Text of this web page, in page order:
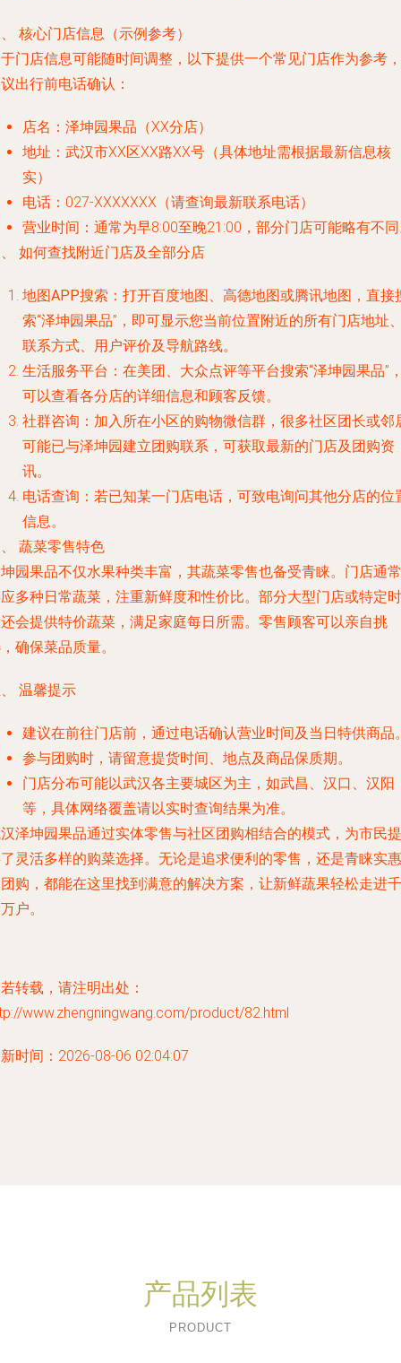
核心门店信息（示例参考）
门店信息可能随时间调整，以下提供一个常见门店作为参考，
出行前电话确认：
店名 ：泽坤园果品（XX分店）
地址 ：武汉市XX区XX路XX号（具体地址需根据最新信息核
实）
电话 ：027-XXXXXXX（请查询最新联系电话）
营业时间 ：通常为早8:00至晚21:00，部分门店可能略有不
如何查找附近门店及全部分店
地图APP搜索 ：打开百度地图、高德地图或腾讯地图，直接
索“泽坤园果品”，即可显示您当前位置附近的所有门店地址
联系方式、用户评价及导航路线。
生活服务平台 ：在美团、大众点评等平台搜索“泽坤园果品”
可以查看各分店的详细信息和顾客反馈。
社群咨询 ：加入所在小区的购物微信群，很多社区团长或邻
可能已与泽坤园建立团购联系，可获取最新的门店及团购资
讯。
电话查询 ：若已知某一门店电话，可致电询问其他分店的位
信息。
蔬菜零售特色
园果品不仅水果种类丰富，其蔬菜零售也备受青睐。门店通常
多种日常蔬菜，注重新鲜度和性价比。部分大型门店或特定时
会提供特价蔬菜，满足家庭每日所需。零售顾客可以亲自挑
确保菜品质量。
温馨提示
建议在前往门店前，通过电话确认营业时间及当日特供商品
参与团购时，请留意提货时间、地点及商品保质期。
门店分布可能以武汉各主要城区为主，如武昌、汉口、汉阳
等，具体网络覆盖请以实时查询结果为准。
泽坤园果品通过实体零售与社区团购相结合的模式，为市民提
灵活多样的购菜选择。无论是追求便利的零售，还是青睐实惠
购，都能在这里找到满意的解决方案，让新鲜蔬果轻松走进千
户。
转载，请注明出处：
www.zhengningwang.com/product/82.html
时间：2026-08-06 02:04:07
产品列表
PRODUCT